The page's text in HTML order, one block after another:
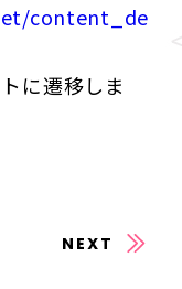
content_de
に遷移しま
NEXT